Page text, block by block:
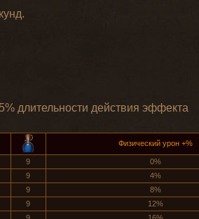
длительности действия эффекта
Физический урон +%
9 0%
9 4%
9 8%
9 12%